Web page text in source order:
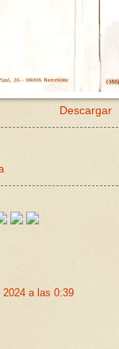
Descargar
a las 0:39